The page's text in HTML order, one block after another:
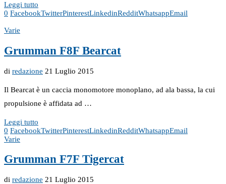
Leggi tutto
0 FacebookTwitterPinterestLinkedinRedditWhatsappEmail
Varie
Grumman F8F Bearcat
di redazione 21 Luglio 2015
Il Bearcat è un caccia monomotore monoplano, ad ala bassa, la cui
propulsione è affidata ad …
Leggi tutto
0 FacebookTwitterPinterestLinkedinRedditWhatsappEmail
Varie
Grumman F7F Tigercat
di redazione 21 Luglio 2015